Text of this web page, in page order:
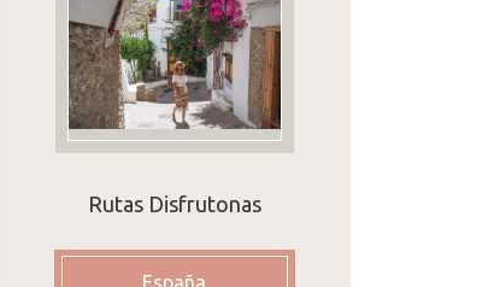
Rutas Disfrutonas
España